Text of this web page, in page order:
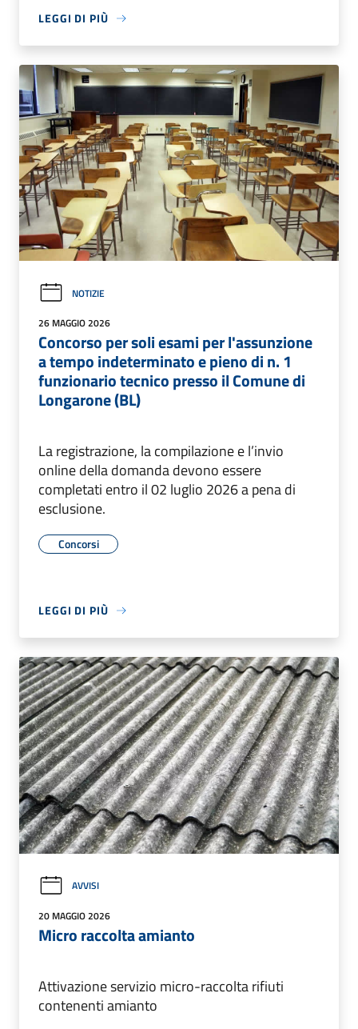
LEGGI DI PIÙ
NOTIZIE
26 MAGGIO 2026
Concorso per soli esami per l'assunzione
a tempo indeterminato e pieno di n. 1
funzionario tecnico presso il Comune di
Longarone (BL)
La registrazione, la compilazione e l’invio
online della domanda devono essere
completati entro il 02 luglio 2026 a pena di
esclusione.
Concorsi
LEGGI DI PIÙ
AVVISI
20 MAGGIO 2026
Micro raccolta amianto
Attivazione servizio micro-raccolta rifiuti
contenenti amianto